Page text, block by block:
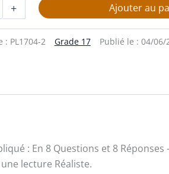
+ Ajouter au
: PL1704-2 Grade 17 Publié le : 04/06/
: En 8 Questions et 8
lecture Réaliste.